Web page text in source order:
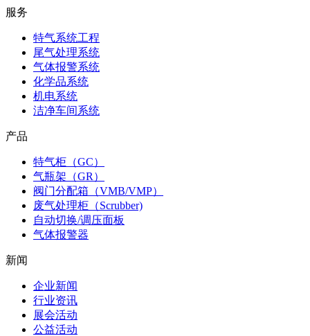
服务
特气系统工程
尾气处理系统
气体报警系统
化学品系统
机电系统
洁净车间系统
产品
特气柜（GC）
气瓶架（GR）
阀门分配箱（VMB/VMP）
废气处理柜（Scrubber)
自动切换/调压面板
气体报警器
新闻
企业新闻
行业资讯
展会活动
公益活动